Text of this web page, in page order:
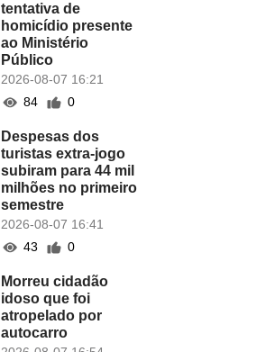
tentativa de
homicídio presente
ao Ministério
Público
2026-08-07 16:21
84
0
Despesas dos
turistas extra-jogo
subiram para 44 mil
milhões no primeiro
semestre
2026-08-07 16:41
43
0
Morreu cidadão
idoso que foi
atropelado por
autocarro